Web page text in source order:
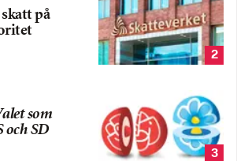
på
2
som
och SD
3